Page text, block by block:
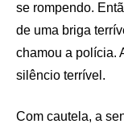
se rompendo.
de uma briga
chamou a polícia.
silêncio terrível.
Com cautela, a